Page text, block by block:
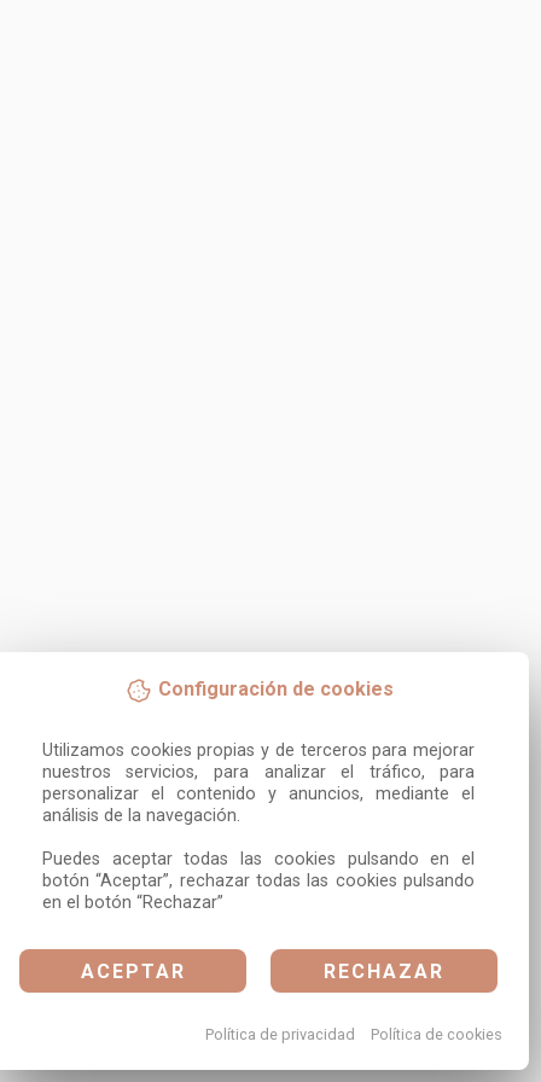
Configuración de cookies
Utilizamos cookies propias y de terceros para mejorar
nuestros servicios, para analizar el tráfico, para
personalizar el contenido y anuncios, mediante el
análisis de la navegación.
Puedes aceptar todas las cookies pulsando en el
botón “Aceptar”, rechazar todas las cookies pulsando
en el botón “Rechazar”
ACEPTAR RECHAZAR
Política de privacidad Política de cookies